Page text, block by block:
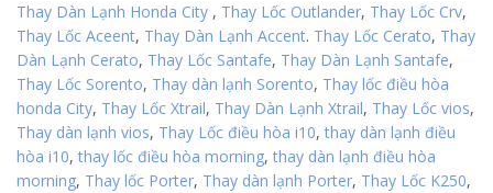
Thay Dàn Lạnh Honda City , Thay Lốc Outlander, Thay Lốc Crv,
Thay Lốc Aceent, Thay Dàn Lạnh Accent. Thay Lốc Cerato, Thay
Dàn Lạnh Cerato, Thay Lốc Santafe, Thay Dàn Lạnh Santafe,
Thay Lốc Sorento, Thay dàn lạnh Sorento, Thay lốc điều hòa
honda City, Thay Lốc Xtrail, Thay Dàn Lạnh Xtrail, Thay Lốc vios,
Thay dàn lạnh vios, Thay Lốc điều hòa i10, thay dàn lạnh điều
hòa i10, thay lốc điều hòa morning, thay dàn lạnh điều hòa
morning, Thay lốc Porter, Thay dàn lạnh Porter, Thay Lốc K250,